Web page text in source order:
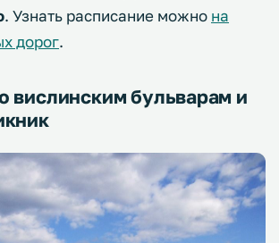
. Узнать расписание можно на
дорог.
вислинским бульварам и